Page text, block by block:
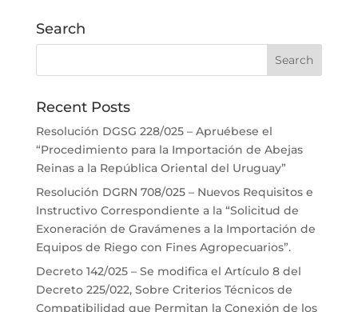
Search
Recent Posts
Resolución DGSG 228/025 – Apruébese el
“Procedimiento para la Importación de Abejas
Reinas a la República Oriental del Uruguay”
Resolución DGRN 708/025 – Nuevos Requisitos e
Instructivo Correspondiente a la “Solicitud de
Exoneración de Gravámenes a la Importación de
Equipos de Riego con Fines Agropecuarios”.
Decreto 142/025 – Se modifica el Artículo 8 del
Decreto 225/022, Sobre Criterios Técnicos de
Compatibilidad que Permitan la Conexión de los